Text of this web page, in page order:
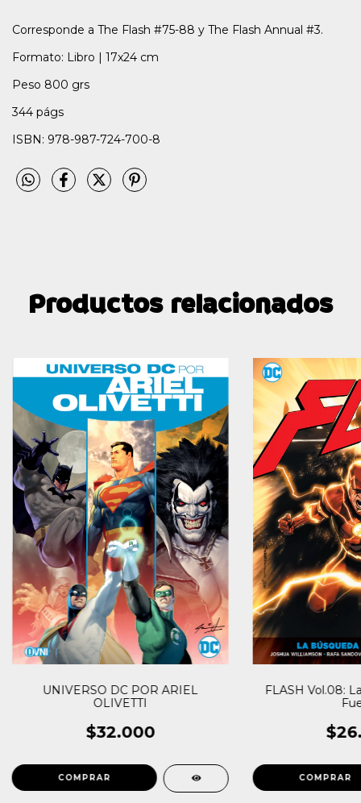
Corresponde a The Flash #75-88 y The Flash Annual #3.
Formato: Libro | 17x24 cm
Peso 800 grs
344 págs
ISBN: 978-987-724-700-8
Productos relacionados
UNIVERSO DC POR ARIEL
OLIVETTI
$32.000
FLASH Vol.08: